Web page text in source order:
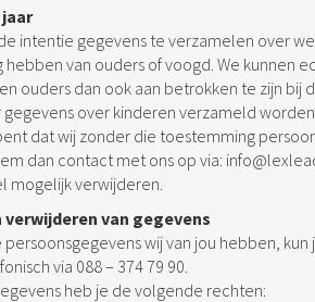
intentie gegevens te verzamelen over
hebben van ouders of voogd. We kunnen
ouders dan ook aan betrokken te zijn bij
over kinderen verzameld
dat wij zonder die toestemming
dan contact met ons op via:
mogelijk verwijderen.
van gegevens
wij van jou hebben,
via 088 – 374 79 90
heb je de volgende rechten: